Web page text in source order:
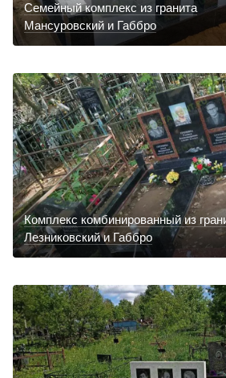
Семейный комплекс из гранита
Мансуровский и Габбро
Комплекс комбинированный из
Лезниковский и Габбро